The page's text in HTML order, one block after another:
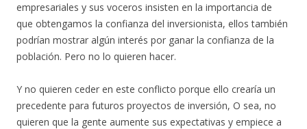
empresariales y sus voceros insisten en la importancia de
que obtengamos la confianza del inversionista, ellos también
podrían mostrar algún interés por ganar la confianza de la
población. Pero no lo quieren hacer.
Y no quieren ceder en este conflicto porque ello crearía un
precedente para futuros proyectos de inversión, O sea, no
quieren que la gente aumente sus expectativas y empiece a